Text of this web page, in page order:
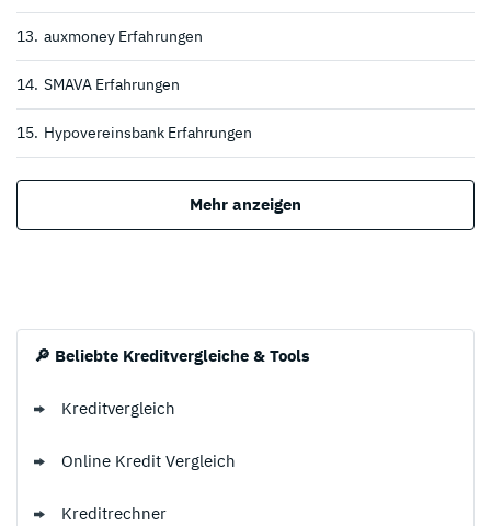
13. auxmoney Erfahrungen
14. SMAVA Erfahrungen
15. Hypovereinsbank Erfahrungen
Mehr anzeigen
🔎 Beliebte Kreditvergleiche & Tools
Kreditvergleich
Online Kredit Vergleich
Kreditrechner